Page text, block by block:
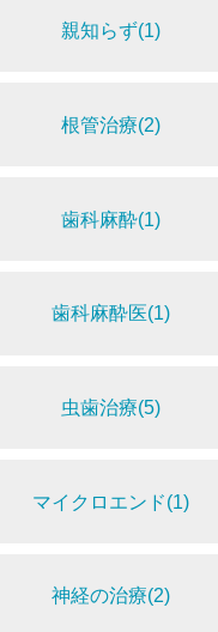
親知らず(1)
根管治療(2)
歯科麻酔(1)
歯科麻酔医(1)
虫歯治療(5)
マイクロエンド(1)
神経の治療(2)